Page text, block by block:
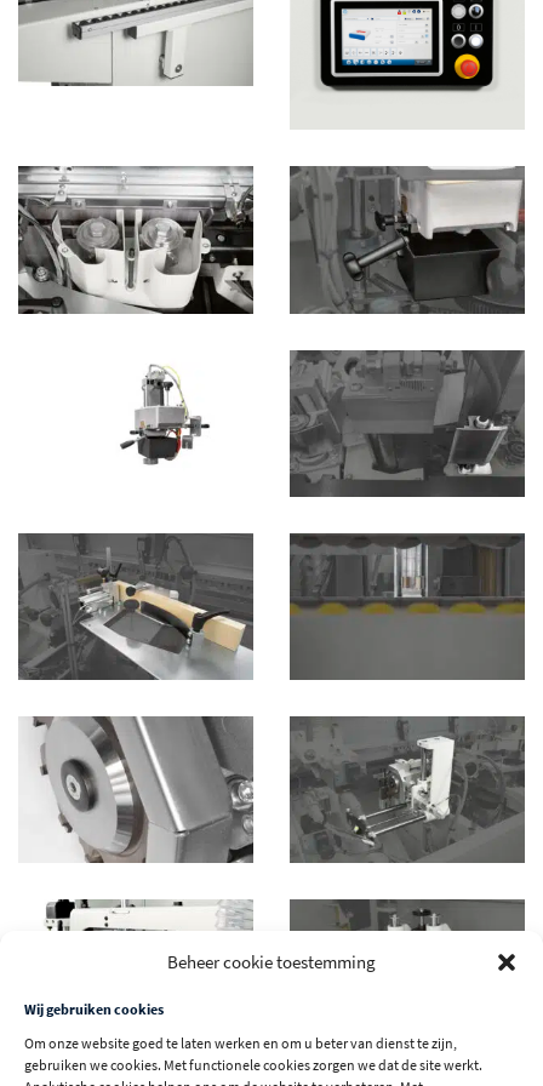
Beheer cookie toestemming
Wij gebruiken cookies
Om onze website goed te laten werken en om u beter van dienst te zijn,
gebruiken we cookies. Met functionele cookies zorgen we dat de site werkt.
horizontale kopieerschoenen voor een nauwkeurige
positie van het gereedschap met referentie tot het
paneel. Snelle en nauwkeurige positionering van het
De unit is voorzien van combi beitelkoppen met R=2 of
R=3 mm , voor het gelijkgrezen van dun kantenband, het
aanbrengen van een radius én het gelijkfrezen van
massief houten latten.